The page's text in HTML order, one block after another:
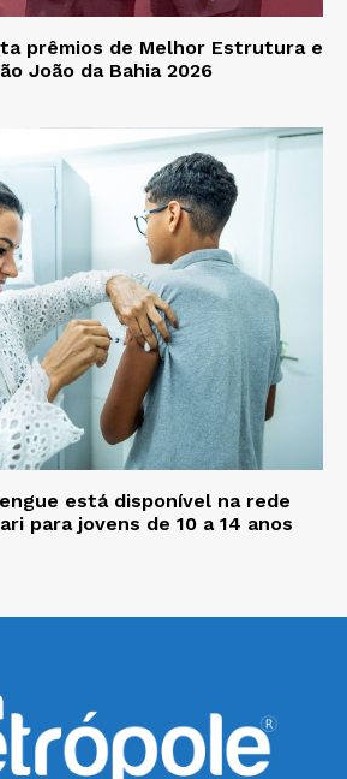
prêmios de Melhor Estrutura e
João da Bahia 2026
está disponível na rede
para jovens de 10 a 14 anos